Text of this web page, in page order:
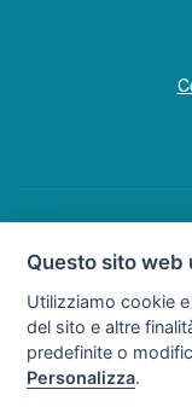
Soggetto sottoposto a
via A.
Questo sito web
Utilizziamo cookie
del sito e altre
predefinite o
Personalizza.